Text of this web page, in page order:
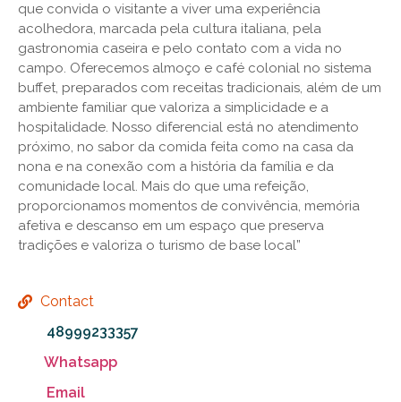
que convida o visitante a viver uma experiência
acolhedora, marcada pela cultura italiana, pela
gastronomia caseira e pelo contato com a vida no
campo. Oferecemos almoço e café colonial no sistema
buffet, preparados com receitas tradicionais, além de um
ambiente familiar que valoriza a simplicidade e a
hospitalidade. Nosso diferencial está no atendimento
próximo, no sabor da comida feita como na casa da
nona e na conexão com a história da família e da
comunidade local. Mais do que uma refeição,
proporcionamos momentos de convivência, memória
afetiva e descanso em um espaço que preserva
tradições e valoriza o turismo de base local”
Contact
48999233357
Whatsapp
Email